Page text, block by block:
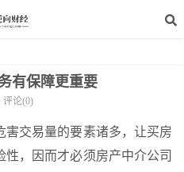
有保障更重要
评论(0)
交易量的要素诸多，让买房
，因而才必须房产中介公司